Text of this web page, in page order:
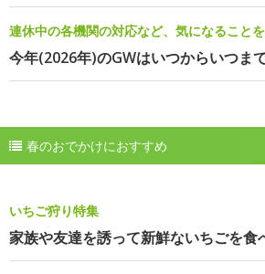
連休中の各機関の対応など、気になること
今年(2026年)のGWはいつからいつま
春のおでかけにおすすめ
いちご狩り特集
家族や友達を誘って新鮮ないちごを食